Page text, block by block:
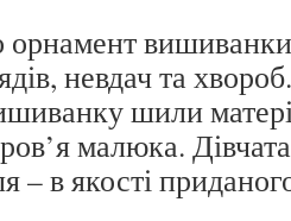
невдач та
шили
малюка.
– в якості